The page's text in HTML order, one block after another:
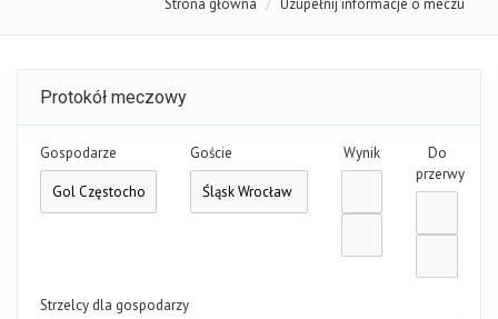
Strona główna Uzupełnij informacje o meczu
Protokół meczowy
Gospodarze Goście Wynik
Do
przerwy
Strzelcy dla gospodarzy